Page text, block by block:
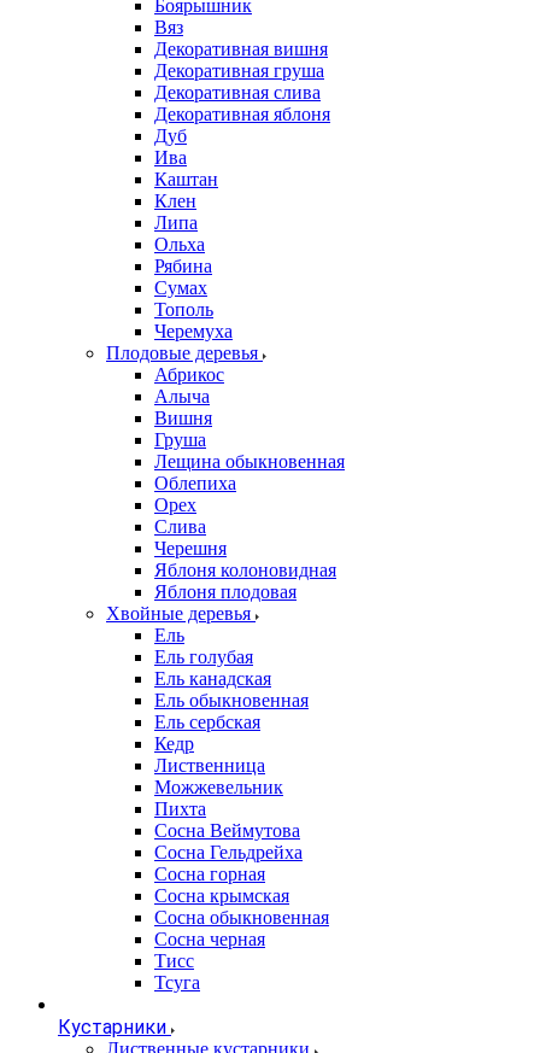
Боярышник
Вяз
Декоративная вишня
Декоративная груша
Декоративная слива
Декоративная яблоня
Дуб
Ива
Каштан
Клен
Липа
Ольха
Рябина
Сумах
Тополь
Черемуха
Плодовые деревья
Абрикос
Алыча
Вишня
Груша
Лещина обыкновенная
Облепиха
Орех
Слива
Черешня
Яблоня колоновидная
Яблоня плодовая
Хвойные деревья
Ель
Ель голубая
Ель канадская
Ель обыкновенная
Ель сербская
Кедр
Лиственница
Можжевельник
Пихта
Сосна Веймутова
Сосна Гельдрейха
Сосна горная
Сосна крымская
Сосна обыкновенная
Сосна черная
Тисс
Тсуга
Кустарники
Лиственные кустарники